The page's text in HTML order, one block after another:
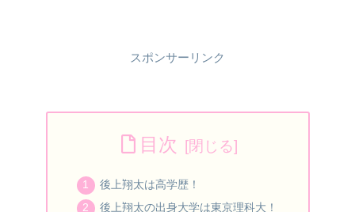
スポンサーリンク
目次
後上翔太は高学歴！
後上翔太の出身大学は東京理科大！